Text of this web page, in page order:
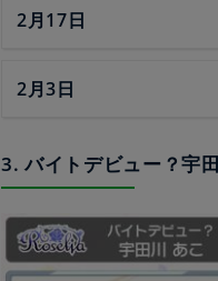
2月17日
2月3日
3. バイトデビュー？宇